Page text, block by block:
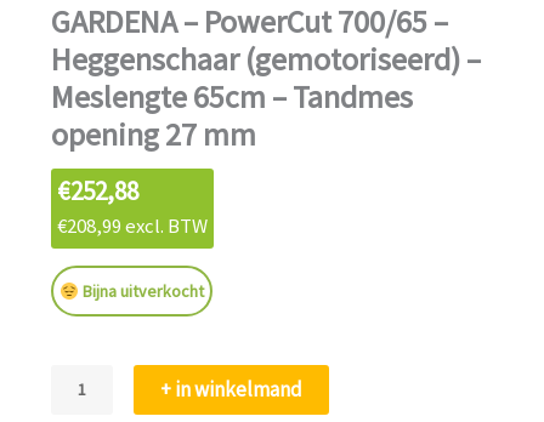
GARDENA – PowerCut 700/65 –
Heggenschaar (gemotoriseerd) –
Meslengte 65cm – Tandmes
opening 27 mm
€252,88
€208,99excl. BTW
Bijna uitverkocht
GARDENA
+ in winkelmand